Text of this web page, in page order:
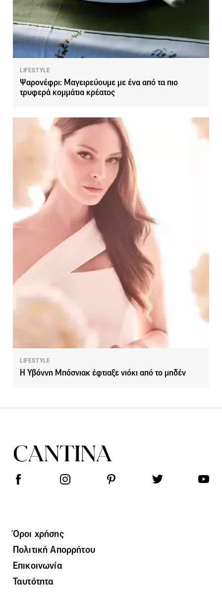
LIFESTYLE
Ψαρονέφρι: Μαγειρεύουμε με ένα από τα πιο
τρυφερά κομμάτια κρέατος
LIFESTYLE
Η Υβόννη Μπόσνιακ έφτιαξε νιόκι από το μηδέν
Όροι χρήσης
Πολιτική Απορρήτου
Επικοινωνία
Ταυτότητα